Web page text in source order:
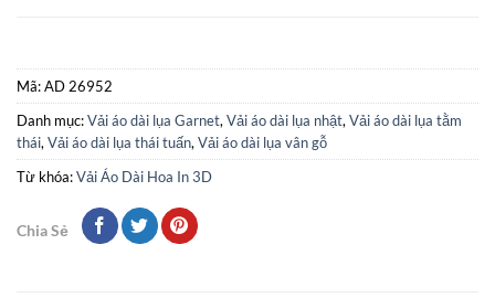
Mã:AD 26952
Danh mục:Vải áo dài lụa Garnet, Vải áo dài lụa nhật, Vải áo dài lụa tằm
thái, Vải áo dài lụa thái tuấn, Vải áo dài lụa vân gỗ
Từ khóa:Vải Áo Dài Hoa In 3D
Chia Sẻ